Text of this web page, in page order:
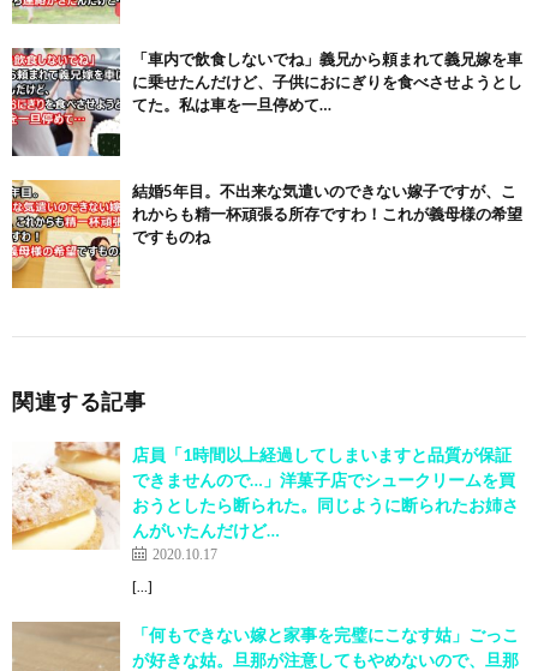
「車内で飲食しないでね」義兄から頼まれて義兄嫁を車
に乗せたんだけど、子供におにぎりを食べさせようとし
てた。私は車を一旦停めて…
結婚5年目。不出来な気遣いのできない嫁子ですが、こ
れからも精一杯頑張る所存ですわ！これが義母様の希望
ですものね
関連する記事
店員「1時間以上経過してしまいますと品質が保証
できませんので…」洋菓子店でシュークリームを買
おうとしたら断られた。同じように断られたお姉さ
んがいたんだけど…
2020.10.17
[…]
「何もできない嫁と家事を完璧にこなす姑」ごっこ
が好きな姑。旦那が注意してもやめないので、旦那